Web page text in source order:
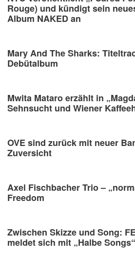
Rouge) und kündigt sein
Album NAKED an
Mary And The Sharks:
Debütalbum
Mwita Mataro erzählt in
Sehnsucht und Wiener
OVE sind zurück mit neuer
Zuversicht
Axel Fischbacher Trio –
Freedom
Zwischen Skizze und Song:
meldet sich mit „Halbe